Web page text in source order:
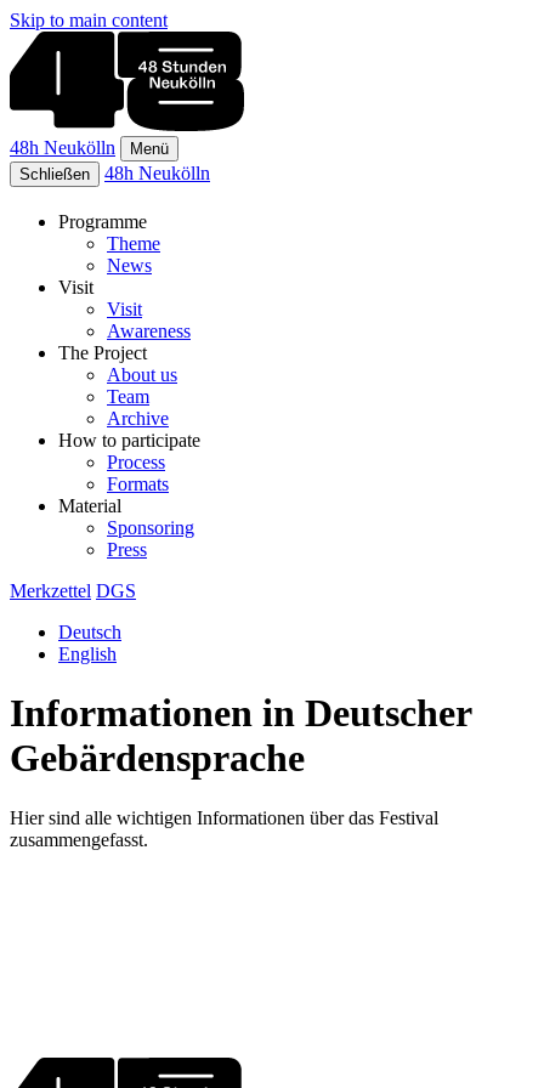
Skip to main content
48h Neukölln
Menü
Schließen
48h Neukölln
Programme
Theme
News
Visit
Visit
Awareness
The Project
About us
Team
Archive
How to participate
Process
Formats
Material
Sponsoring
Press
Merkzettel DGS
Deutsch
English
Informationen in Deutscher
Gebärdensprache
Hier sind alle wichtigen Informationen über das Festival
zusammengefasst.